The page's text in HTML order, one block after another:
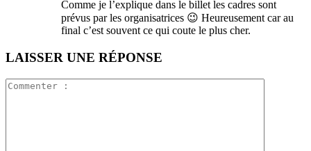
Comme je l’explique dans le billet les cadres sont
prévus par les organisatrices 😉 Heureusement car au
final c’est souvent ce qui coute le plus cher.
LAISSER UNE RÉPONSE